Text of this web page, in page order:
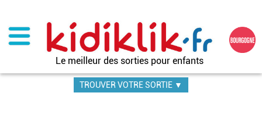
contenu
principal
Le meilleur des sorties pour enfants
TROUVER VOTRE SORTIE ▼